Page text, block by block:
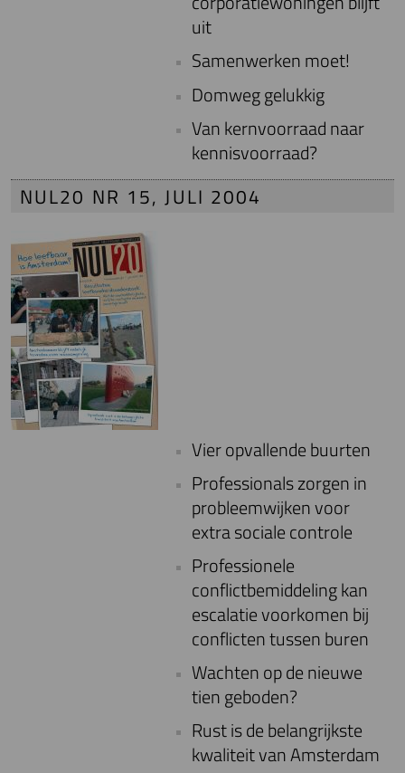
uit
Samenwerken moet!
Domweg gelukkig
Van kernvoorraad naar
kennisvoorraad?
NUL20 NR 15, JULI 2004
Vier opvallende buurten
Professionals zorgen in
probleemwijken voor
extra sociale controle
Professionele
conflictbemiddeling kan
escalatie voorkomen bij
conflicten tussen buren
Wachten op de nieuwe
tien geboden?
Rust is de belangrijkste
kwaliteit van Amsterdam